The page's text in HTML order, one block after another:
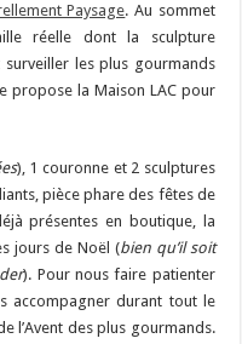
Paysage. Au sommet
réelle dont la sculpture
les plus gourmands
propose la Maison LAC pour
), 1 couronne et 2 sculptures
pièce phare des fêtes de
présentes en boutique, la
jours de Noël (bien qu’il soit
). Pour nous faire patienter
accompagner durant tout le
l’Avent des plus gourmands.